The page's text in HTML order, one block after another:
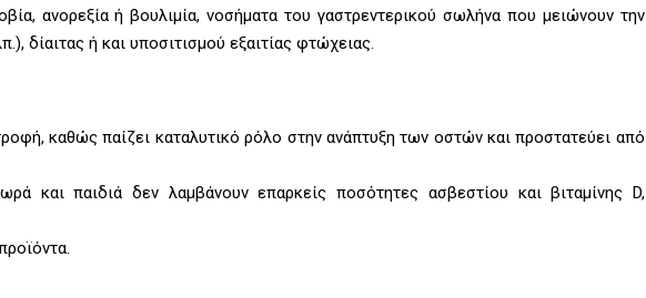
ανορεξία ή βουλιμία, νοσήματα του γαστρεντερικού σωλήνα που μειώνουν την
δίαιτας ή και υποσιτισμού εξαιτίας φτώχειας.
καθώς παίζει καταλυτικό ρόλο στην ανάπτυξη των οστών και προστατεύει από
και παιδιά δεν λαμβάνουν επαρκείς ποσότητες ασβεστίου και βιταμίνης D,